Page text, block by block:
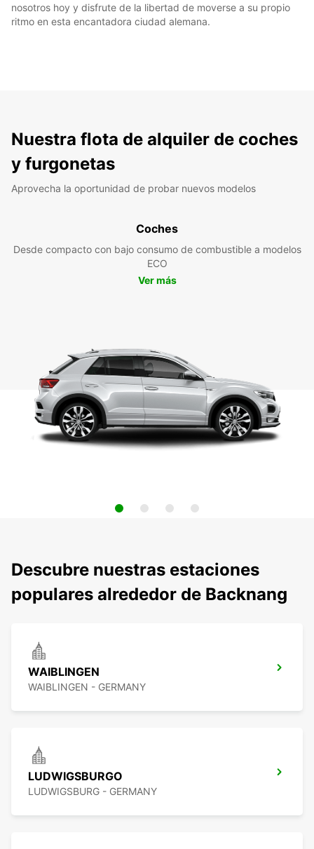
nosotros hoy y disfrute de la libertad de moverse a su propio
ritmo en esta encantadora ciudad alemana.
Nuestra flota de alquiler de coches
y furgonetas
Aprovecha la oportunidad de probar nuevos modelos
Coches
Desde compacto con bajo consumo de combustible a modelos
ECO
Ver más
Descubre nuestras estaciones
populares alrededor de Backnang
WAIBLINGEN
WAIBLINGEN - GERMANY
LUDWIGSBURGO
LUDWIGSBURG - GERMANY